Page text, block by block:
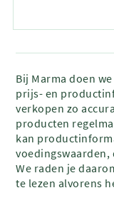
Bij Marma doen
prijs- en
verkopen zo
producten
kan
We raden je
te lezen alvorens